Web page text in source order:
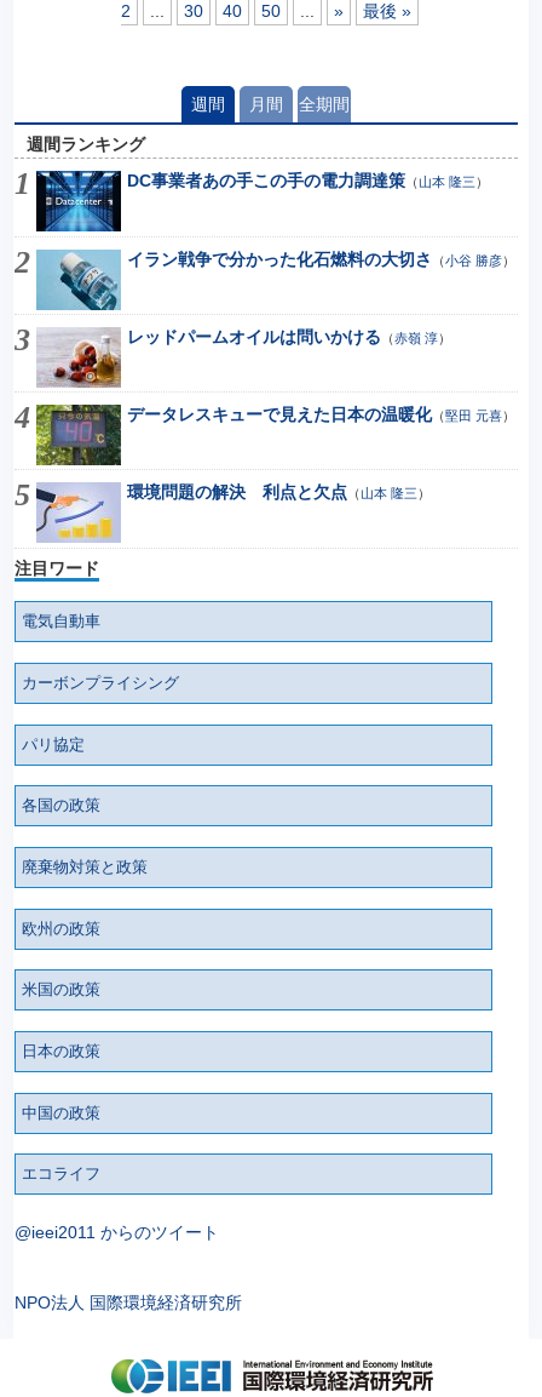
2 30 40 50 » 最後 »
週間 月間 全期間
週間ランキング
DC事業者あの手この手の電力調達策（山本 隆三 ）
イラン戦争で分かった化石燃料の大切さ （小谷 勝彦）
レッドパームオイルは問いかける （赤嶺 淳）
データレスキューで見えた日本の温暖化（堅田 元喜）
環境問題の解決 利点と欠点 （山本 隆三 ）
注目ワード
電気自動車
カーボンプライシング
パリ協定
各国の政策
廃棄物対策と政策
欧州の政策
米国の政策
日本の政策
中国の政策
エコライフ
@ieei2011 からのツイート
NPO法人 国際環境経済研究所